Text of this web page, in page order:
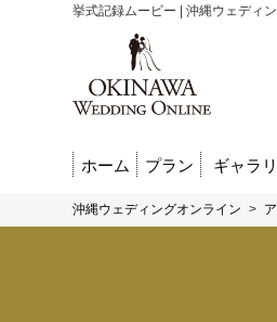
挙式記録ムービー | 沖縄ウェディ
ホーム プラン ギャラ
沖縄ウェディングオンライン >